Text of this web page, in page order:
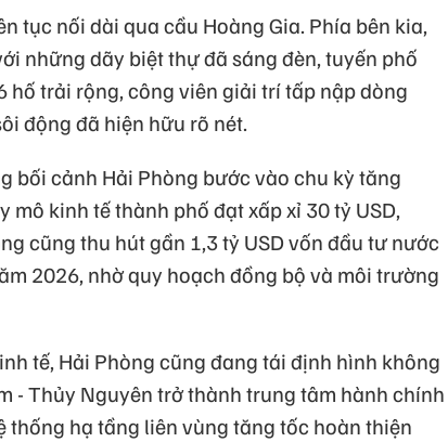
tục nối dài qua cầu Hoàng Gia. Phía bên kia,
những dãy biệt thự đã sáng đèn, tuyến phố
hố trải rộng, công viên giải trí tấp nập dòng
động đã hiện hữu rõ nét.
bối cảnh Hải Phòng bước vào chu kỳ tăng
mô kinh tế thành phố đạt xấp xỉ 30 tỷ USD,
cũng thu hút gần 1,3 tỷ USD vốn đầu tư nước
2026, nhờ quy hoạch đồng bộ và môi trường
tế, Hải Phòng cũng đang tái định hình không
- Thủy Nguyên trở thành trung tâm hành chính
thống hạ tầng liên vùng tăng tốc hoàn thiện